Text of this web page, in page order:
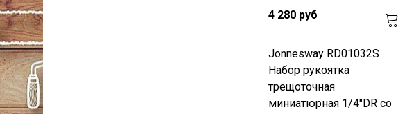
4 280 руб
Jonnesway RD01032S
Набор рукоятка
трещоточная
миниатюрная 1/4"DR со